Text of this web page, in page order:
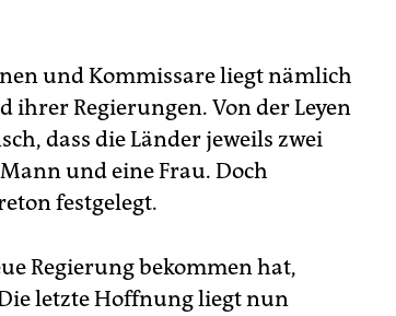
und Kommissare liegt nämlich
Regierungen. Von der Leyen
dass die Länder jeweils zwei
und eine Frau. Doch
festgelegt.
Regierung bekommen hat,
letzte Hoffnung liegt nun